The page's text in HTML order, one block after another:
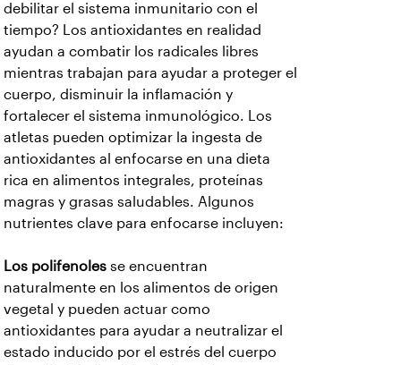
debilitar el sistema inmunitario con el
tiempo? Los antioxidantes en realidad
ayudan a combatir los radicales libres
mientras trabajan para ayudar a proteger el
cuerpo, disminuir la inflamación y
fortalecer el sistema inmunológico. Los
atletas pueden optimizar la ingesta de
antioxidantes al enfocarse en una dieta
rica en alimentos integrales, proteínas
magras y grasas saludables. Algunos
nutrientes clave para enfocarse incluyen:
Los polifenoles se encuentran
naturalmente en los alimentos de origen
vegetal y pueden actuar como
antioxidantes para ayudar a neutralizar el
estado inducido por el estrés del cuerpo